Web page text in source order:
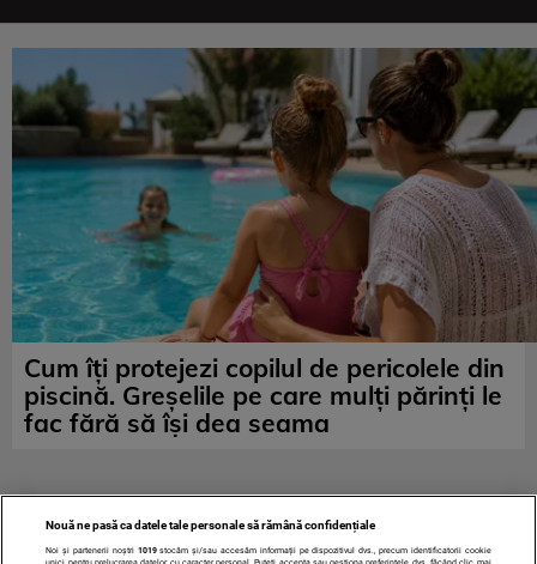
Cum îți protejezi copilul de pericolele din
piscină. Greșelile pe care mulți părinți le
fac fără să își dea seama
Nouă ne pasă ca datele tale personale să rămână confidențiale
Noi și partenerii noștri 1019stocăm și/sau accesăm informații pe dispozitivul dvs., precum identificatorii cookie
unici pentru prelucrarea datelor cu caracter personal. Puteți accepta sau gestiona preferințele dvs. făcând clic mai